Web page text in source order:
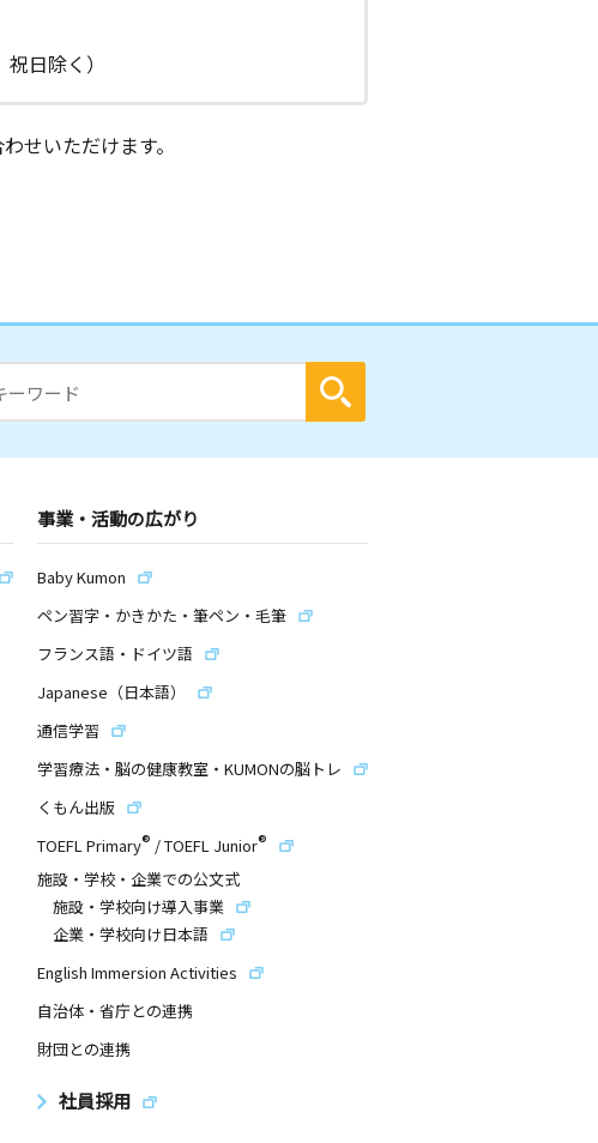
日除く）
せいただけます。
事業・活動の広がり
Baby Kumon
ペン習字・かきかた・筆ペン・毛筆
フランス語・ドイツ語
Japanese（日本語）
通信学習
学習療法・脳の健康教室・KUMONの脳トレ
くもん出版
TOEFL Primary® /TOEFL Junior®
施設・学校・企業での公文式
施設・学校向け導入事業
企業・学校向け日本語
English Immersion Activities
自治体・省庁との連携
財団との連携
社員採用